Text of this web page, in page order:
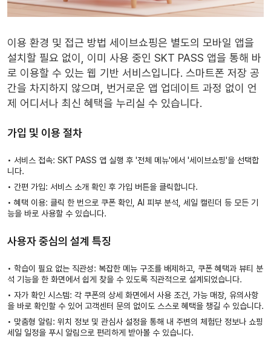
이용 환경 및 접근 방법 세이브쇼핑은 별도의 모바일 앱을
설치할 필요 없이, 이미 사용 중인 SKT PASS 앱을 통해 바
로 이용할 수 있는 웹 기반 서비스입니다. 스마트폰 저장 공
간을 차지하지 않으며, 번거로운 앱 업데이트 과정 없이 언
제 어디서나 최신 혜택을 누리실 수 있습니다.
가입 및 이용 절차
• 서비스 접속: SKT PASS 앱 실행 후 '전체 메뉴'에서 '세이브쇼핑'을 선택합
니다.
• 간편 가입: 서비스 소개 확인 후 가입 버튼을 클릭합니다.
• 혜택 이용: 클릭 한 번으로 쿠폰 확인, AI 피부 분석, 세일 캘린더 등 모든 기
능을 바로 사용할 수 있습니다.
사용자 중심의 설계 특징
• 학습이 필요 없는 직관성: 복잡한 메뉴 구조를 배제하고, 쿠폰 혜택과 뷰티 분
석 기능을 한 화면에서 쉽게 찾을 수 있도록 직관적으로 설계되었습니다.
• 자가 확인 시스템: 각 쿠폰의 상세 화면에서 사용 조건, 가능 매장, 유의사항
을 바로 확인할 수 있어 고객센터 문의 없이도 스스로 혜택을 챙길 수 있습니다.
• 맞춤형 알림: 위치 정보 및 관심사 설정을 통해 내 주변의 체험단 정보나 쇼핑
세일 일정을 푸시 알림으로 편리하게 받아볼 수 있습니다.